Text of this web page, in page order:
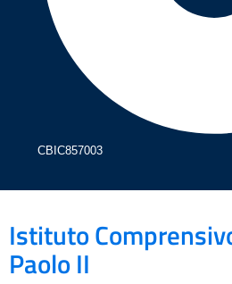
CBIC857003
Istituto
Paolo II